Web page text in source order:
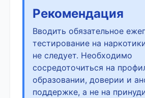
Рекомендация
Вводить обязательное
тестирование на
не следует. Необходимо
сосредоточиться на
образовании, доверии и
поддержке, а не на